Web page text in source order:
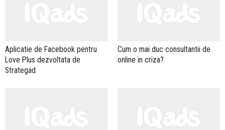
Aplicatie de Facebook pentru
Love Plus dezvoltata de
Strategad
Cum o mai duc consultantii de
online in criza?